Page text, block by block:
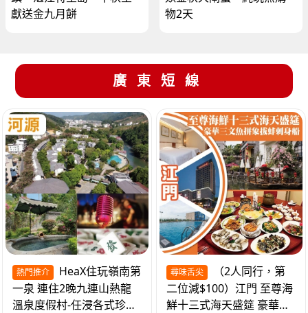
獻送金九月餅
物2天
廣東短線
熱門推介
一泉 連住2晚九連山熱龍
溫泉度假村-任浸各式珍稀
尋味舌尖
二位減$100）江門 至尊海
鮮十三式海天盛筵 豪華三